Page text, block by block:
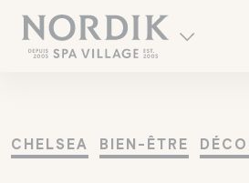
CHELSEA BIEN-ÊTRE